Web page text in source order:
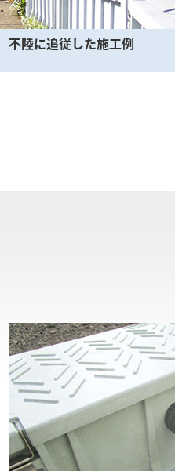
不陸に追従した施工例